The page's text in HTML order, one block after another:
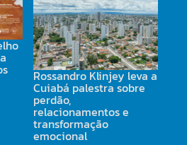
Rossandro Klinjey leva a
Cuiabá palestra sobre
perdão,
relacionamentos e
transformação
emocional